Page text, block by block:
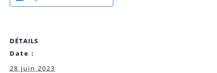
DÉTAILS
Date :
28 juin 2023